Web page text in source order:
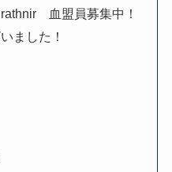
血盟員募集中！
ました！